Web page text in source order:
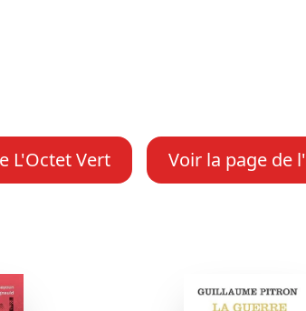
L'Octet Vert Voir la page de